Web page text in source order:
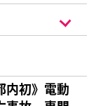
内初》電動